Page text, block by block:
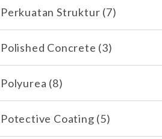
Perkuatan Struktur (7)
Polished Concrete (3)
Polyurea (8)
Potective Coating (5)